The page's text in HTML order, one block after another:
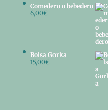
Comedero o bebedero
6,00€
Bolsa Gorka
15,00€